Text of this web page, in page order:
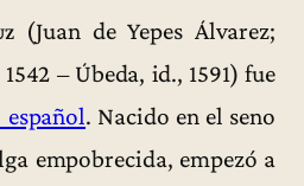
(Juan de Yepes Álvarez;
– Úbeda, id., 1591) fue
. Nacido en el seno
empobrecida, empezó a